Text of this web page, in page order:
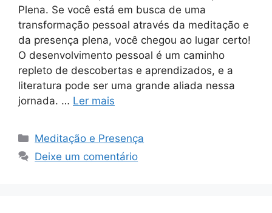
Plena. Se você está em busca de uma
transformação pessoal através da meditação e
da presença plena, você chegou ao lugar certo!
O desenvolvimento pessoal é um caminho
repleto de descobertas e aprendizados, e a
literatura pode ser uma grande aliada nessa
jornada. … Ler mais
Categorias
Meditação e Presença
Deixe um comentário